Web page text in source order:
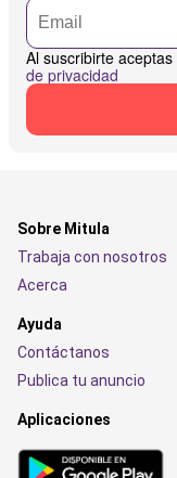
Al suscribirte aceptas
de privacidad
Sobre Mitula
Trabaja con nosotros
Acerca
Ayuda
Contáctanos
Publica tu anuncio
Aplicaciones